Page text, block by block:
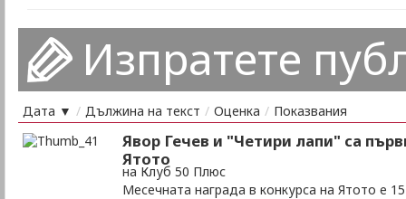
Изпратете
Дата ▼ / Дължина на текст / Оценка / Показвания
Явор Гечев и "Четири лапи" са
Ятото
на Клуб 50 Плюс
Месечната награда в конкурса на Ятото е